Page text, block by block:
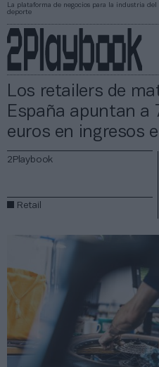
La plataforma de negocios para la industria del
deporte
Los retailers de
España apuntan a
euros en ingresos
2Playbook
Retail